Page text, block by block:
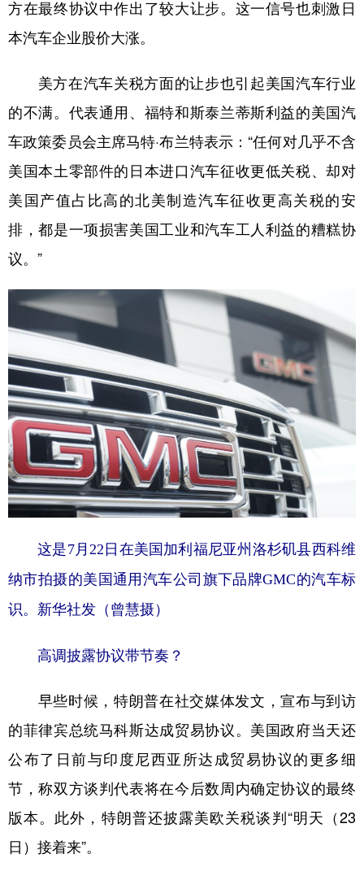
方在最终协议中作出了较大让步。这一信号也刺激日
本汽车企业股价大涨。
美方在汽车关税方面的让步也引起美国汽车行业
的不满。代表通用、福特和斯泰兰蒂斯利益的美国汽
车政策委员会主席马特·布兰特表示：“任何对几乎不含
美国本土零部件的日本进口汽车征收更低关税、却对
美国产值占比高的北美制造汽车征收更高关税的安
排，都是一项损害美国工业和汽车工人利益的糟糕协
议。”
这是7月22日在美国加利福尼亚州洛杉矶县西科维
纳市拍摄的美国通用汽车公司旗下品牌GMC的汽车标
识。新华社发（曾慧摄）
高调披露协议带节奏？
早些时候，特朗普在社交媒体发文，宣布与到访
的菲律宾总统马科斯达成贸易协议。美国政府当天还
公布了日前与印度尼西亚所达成贸易协议的更多细
节，称双方谈判代表将在今后数周内确定协议的最终
版本。此外，特朗普还披露美欧关税谈判“明天（23
日）接着来”。